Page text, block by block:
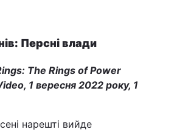
Думки
Персні влади
The Rings of Power
1 вересня 2022 року, 1
нарешті вийде